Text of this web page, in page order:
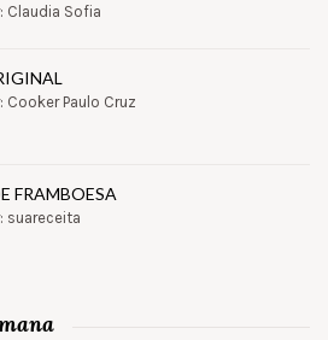
Claudia Sofia
Cooker Paulo Cruz
FRAMBOESA
suareceita